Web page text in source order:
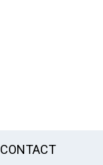
CONTACT